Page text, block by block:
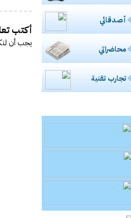
أصدقائي
محاضراتي
تجارب تقنية
أكتب
يجب أن